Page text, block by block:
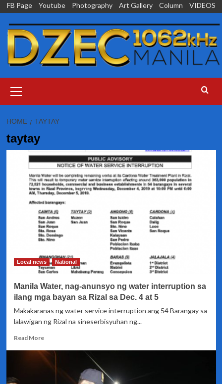
Skip
content
FB Page Youtube Photography Art Gallery Column VIDEOS
Menu
HOME TAYTAY
taytay
Local news National
Manila Water, nag-anunsyo ng water interruption sa
ilang mga bayan sa Rizal sa Dec. 4 at 5
Makakaranas ng water service interruption ang 54 Barangay sa
lalawigan ng Rizal na sineserbisyuhan ng...
Read MoreRead
about
Manila